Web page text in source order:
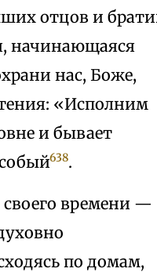
отцов и
начинающаяся
нас, Боже,
«Исполним
и бывает
638.
времени —
по домам,